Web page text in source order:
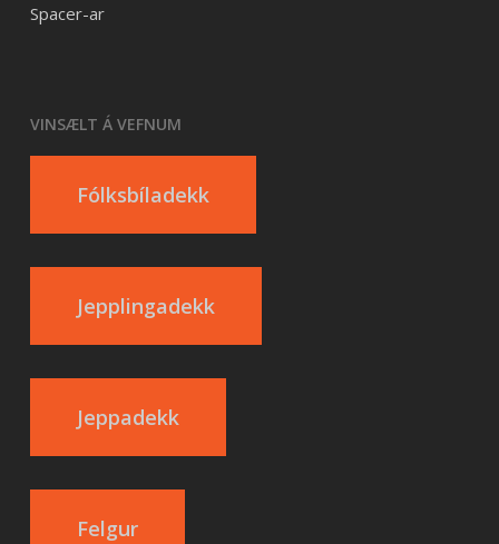
Spacer-ar
VINSÆLT Á VEFNUM
Fólksbíladekk
Jepplingadekk
Jeppadekk
Felgur